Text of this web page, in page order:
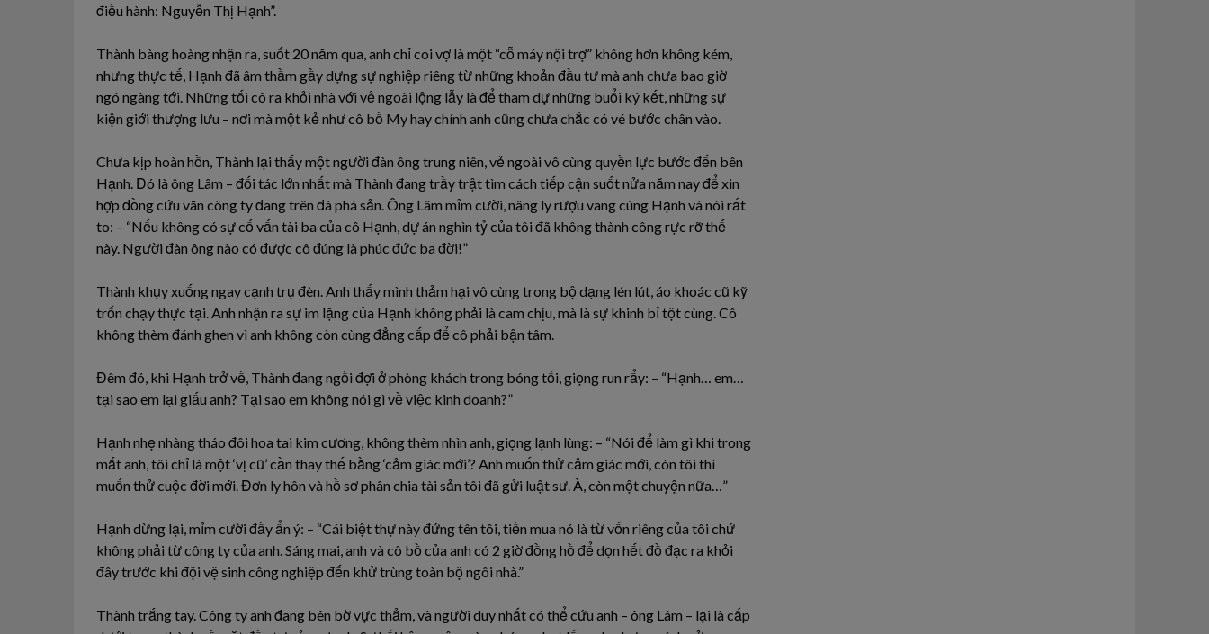
điều hành: Nguyễn Thị Hạnh”.
Thành bàng hoàng nhận ra, suốt 20 năm qua, anh chỉ coi vợ là một “cỗ máy nội trợ” không hơn không kém,
nhưng thực tế, Hạnh đã âm thầm gầy dựng sự nghiệp riêng từ những khoản đầu tư mà anh chưa bao giờ
ngó ngàng tới. Những tối cô ra khỏi nhà với vẻ ngoài lộng lẫy là để tham dự những buổi ký kết, những sự
kiện giới thượng lưu – nơi mà một kẻ như cô bồ My hay chính anh cũng chưa chắc có vé bước chân vào.
Chưa kịp hoàn hồn, Thành lại thấy một người đàn ông trung niên, vẻ ngoài vô cùng quyền lực bước đến bên
Hạnh. Đó là ông Lâm – đối tác lớn nhất mà Thành đang trầy trật tìm cách tiếp cận suốt nửa năm nay để xin
hợp đồng cứu vãn công ty đang trên đà phá sản. Ông Lâm mỉm cười, nâng ly rượu vang cùng Hạnh và nói rất
to: – “Nếu không có sự cố vấn tài ba của cô Hạnh, dự án nghìn tỷ của tôi đã không thành công rực rỡ thế
này. Người đàn ông nào có được cô đúng là phúc đức ba đời!”
Thành khụy xuống ngay cạnh trụ đèn. Anh thấy mình thảm hại vô cùng trong bộ dạng lén lút, áo khoác cũ kỹ
trốn chạy thực tại. Anh nhận ra sự im lặng của Hạnh không phải là cam chịu, mà là sự khinh bỉ tột cùng. Cô
không thèm đánh ghen vì anh không còn cùng đẳng cấp để cô phải bận tâm.
Đêm đó, khi Hạnh trở về, Thành đang ngồi đợi ở phòng khách trong bóng tối, giọng run rẩy: – “Hạnh… em…
tại sao em lại giấu anh? Tại sao em không nói gì về việc kinh doanh?”
Hạnh nhẹ nhàng tháo đôi hoa tai kim cương, không thèm nhìn anh, giọng lạnh lùng: – “Nói để làm gì khi trong
mắt anh, tôi chỉ là một ‘vị cũ’ cần thay thế bằng ‘cảm giác mới’? Anh muốn thử cảm giác mới, còn tôi thì
muốn thử cuộc đời mới. Đơn ly hôn và hồ sơ phân chia tài sản tôi đã gửi luật sư. À, còn một chuyện nữa…”
Hạnh dừng lại, mỉm cười đầy ẩn ý: – “Cái biệt thự này đứng tên tôi, tiền mua nó là từ vốn riêng của tôi chứ
không phải từ công ty của anh. Sáng mai, anh và cô bồ của anh có 2 giờ đồng hồ để dọn hết đồ đạc ra khỏi
đây trước khi đội vệ sinh công nghiệp đến khử trùng toàn bộ ngôi nhà.”
Thành trắng tay. Công ty anh đang bên bờ vực thẳm, và người duy nhất có thể cứu anh – ông Lâm – lại là cấp